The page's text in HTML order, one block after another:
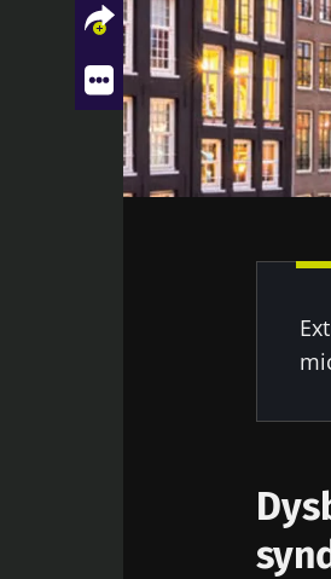
Facebook
Twitter
Dysbiose du
syndrome de